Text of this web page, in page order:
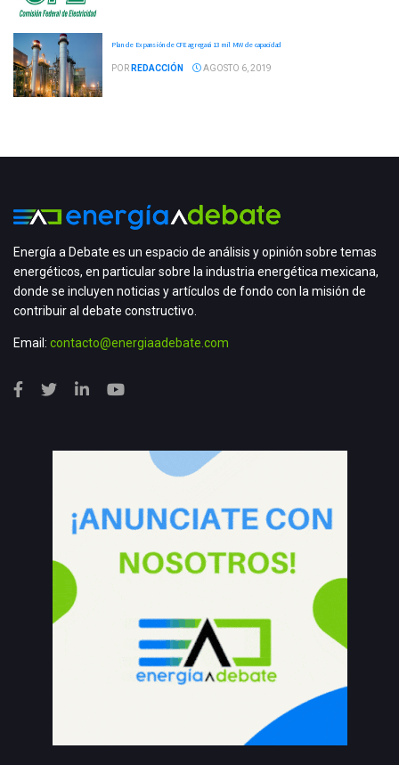
Plan de Expansión de CFE agregará 13 mil MW de capacidad
POR REDACCIÓN AGOSTO 6, 2019
Energía a Debate es un espacio de análisis y opinión sobre temas
energéticos, en particular sobre la industria energética mexicana,
donde se incluyen noticias y artículos de fondo con la misión de
contribuir al debate constructivo.
Email: contacto@energiaadebate.com